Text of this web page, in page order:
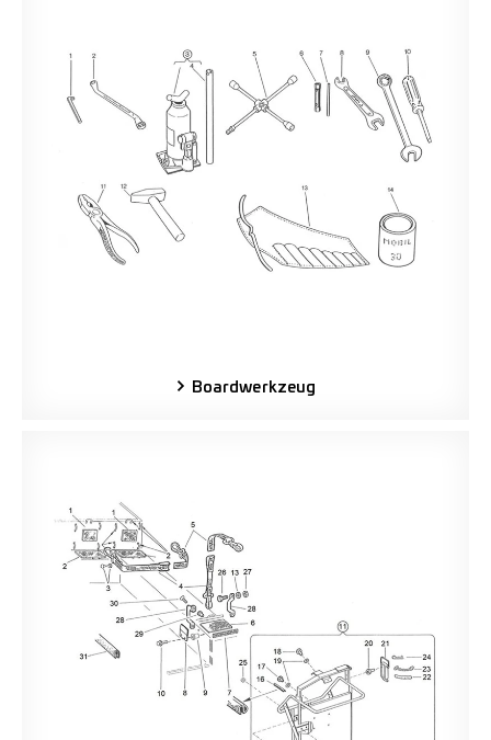
Boardwerkzeug